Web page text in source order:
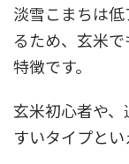
淡雪こまちは
るため、玄米
特徴です。
玄米初心者や
すいタイプとい